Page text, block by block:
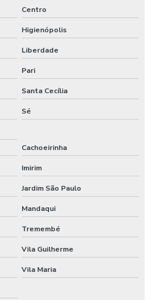
e meio ambiente
SP
do trabalho
ocupacional
do trabalho
Centro
Higienópolis
Liberdade
Pari
Santa Cecília
Sé
Cachoeirinha
Imirim
Jardim São Paulo
Mandaqui
Tremembé
Vila Guilherme
Vila Maria